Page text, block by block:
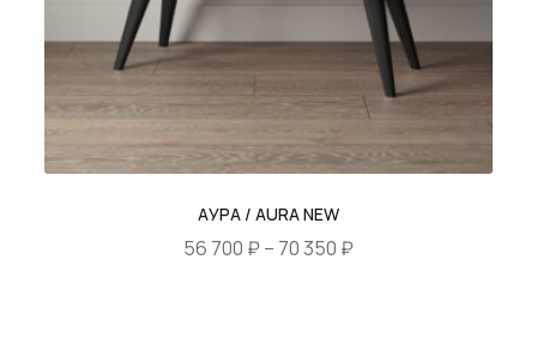
АУРА / AURA NEW
56 700 ₽– 70 350 ₽Диапазон